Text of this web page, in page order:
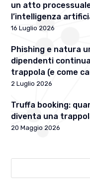
un atto
l’intelligenza
16 Luglio 2026
Phishing e natura
dipendenti
trappola (e come
2 Luglio 2026
Truffa booking:
diventa una
20 Maggio 2026